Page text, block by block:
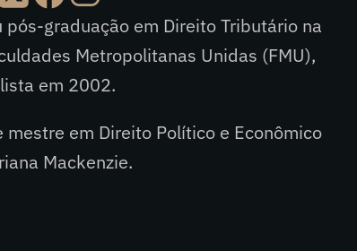
pós-graduação em Direito Tributário na
Metropolitanas Unidas (FMU),
em 2002.
em Direito Político e Econômico
Mackenzie.